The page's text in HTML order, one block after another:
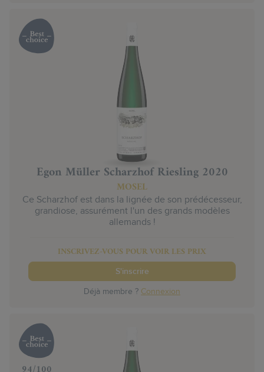
Egon Müller Scharzhof Riesling 2020
MOSEL
Ce Scharzhof est dans la lignée de son prédécesseur,
grandiose, assurément l'un des grands modèles
allemands !
INSCRIVEZ-VOUS POUR VOIR LES PRIX
S'inscrire
Déjà membre ? Connexion